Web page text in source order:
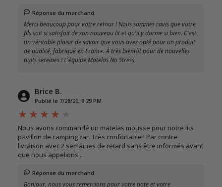
Réponse du marchand
Merci beaucoup pour votre retour ! Nous sommes ravis que votre
fils soit si satisfait de son nouveau lit et qu'il y dorme si bien. C'est
un véritable plaisir de savoir que vous avez opté pour un produit
de qualité, fabriqué en France. À très bientôt pour de nouvelles
nuits sereines ! L'équipe Matelas No Stress
Brice B.
Publié le 7/28/20, 9:29 PM
Nous avons commandé un matelas mousse pour notre lits
pavillon de camping car. Très confortable ! Par contre
livraison avec 2 semaines de retard sans être informés avant
que nous appelions...
Réponse du marchand
Bonjour, nous vous remercions pour votre note et votre